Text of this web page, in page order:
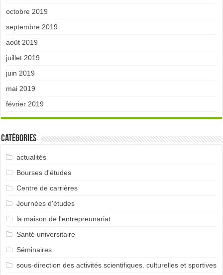
octobre 2019
septembre 2019
août 2019
juillet 2019
juin 2019
mai 2019
février 2019
Catégories
actualités
Bourses d'études
Centre de carrières
Journées d'études
la maison de l'entrepreunariat
Santé universitaire
Séminaires
sous-direction des activités scientifiques. culturelles et sportives